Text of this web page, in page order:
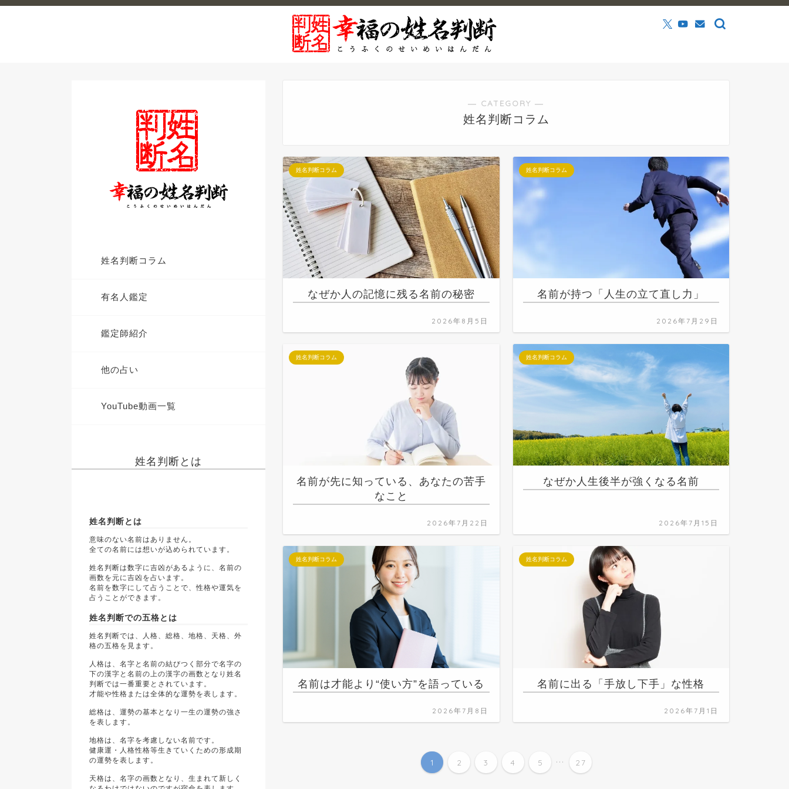
― CATEGORY ―
姓名判断コラム
姓名判断コラム
なぜか人の記憶に残る名前の秘密
2026年8月5日
姓名判断コラム
名前が持つ「人生の立て直し力」
2026年7月29日
姓名判断コラム
名前が先に知っている、あなたの苦手
なこと
2026年7月22日
姓名判断コラム
なぜか人生後半が強くなる名前
2026年7月15日
姓名判断コラム
名前は才能より“使い方”を語っている
2026年7月8日
姓名判断コラム
名前に出る「手放し下手」な性格
2026年7月1日
1 2 3 4 5 ... 27
姓名判断コラム
有名人鑑定
鑑定師紹介
他の占い
YouTube動画一覧
姓名判断とは
姓名判断とは
意味のない名前はありません。
全ての名前には想いが込められています。
姓名判断は数字に吉凶があるように、名前の
画数を元に吉凶を占います。
名前を数字にして占うことで、性格や運気を
占うことができます。
姓名判断での五格とは
姓名判断では、人格、総格、地格、天格、外
格の五格を見ます。
人格は、名字と名前の結びつく部分で名字の
下の漢字と名前の上の漢字の画数となり姓名
判断では一番重要とされています。
才能や性格または全体的な運勢を表します。
総格は、運勢の基本となり一生の運勢の強さ
を表します。
地格は、名字を考慮しない名前です。
健康運・人格性格等生きていくための形成期
の運勢を表します。
天格は、名字の画数となり、生まれて新しく